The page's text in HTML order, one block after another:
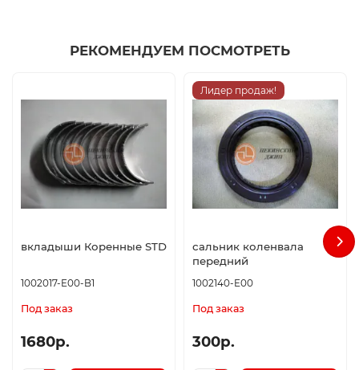
РЕКОМЕНДУЕМ ПОСМОТРЕТЬ
вкладыши Коренные STD
1002017-E00-B1
Под заказ
1680р.
Лидер продаж!
сальник коленвала
передний
1002140-E00
Под заказ
300р.